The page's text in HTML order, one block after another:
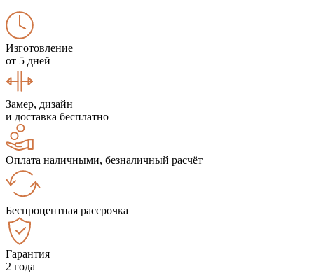
Изготовление
от 5 дней
Замер, дизайн
и доставка бесплатно
Оплата наличными, безналичный расчёт
Беспроцентная рассрочка
Гарантия
2 года